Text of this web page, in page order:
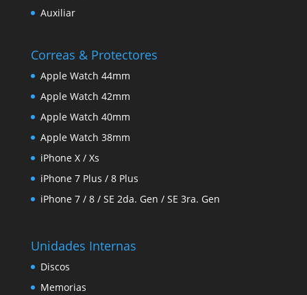
Auxiliar
Correas & Protectores
Apple Watch 44mm
Apple Watch 42mm
Apple Watch 40mm
Apple Watch 38mm
iPhone X / Xs
iPhone 7 Plus / 8 Plus
iPhone 7 / 8 / SE 2da. Gen / SE 3ra. Gen
Unidades Internas
Discos
Memorias